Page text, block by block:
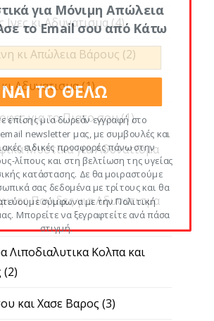
Ινες κι Αδυνατισμα(4)
κι Απώλεια Βάρους (2)
Αδυνατισμα(1)
για το Πιατο σου(1)
Μυστικα για Αδυνατισμα
Παγιδες για Αδυνατισμα
Λιποδιαλυτικα Κολπα και
(2)
και Χασε Βαρος (3)
για Μόνιμη Απώλεια
το Email σου από Κάτω
ΝΑΙ ΤΟ ΘΕΛΩ
επίσης μια δωρεάν εγγραφή στο
newsletter μας, με συμβουλές και
ειδικές προσφορές πάνω στην
λίπους και στη βελτίωση της υγείας
κατάστασης. Δε θα μοιραστούμε
σας δεδομένα με τρίτους και θα
σύμφωνα με την Πολιτική
Μπορείτε να ξεγραφτείτε ανά πάσα
στιγμή.